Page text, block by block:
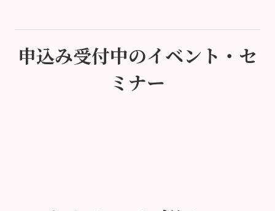
申込み受付中のイベント・セ
ミナー